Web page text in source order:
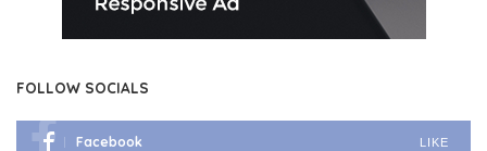
FOLLOW SOCIALS
Facebook LIKE